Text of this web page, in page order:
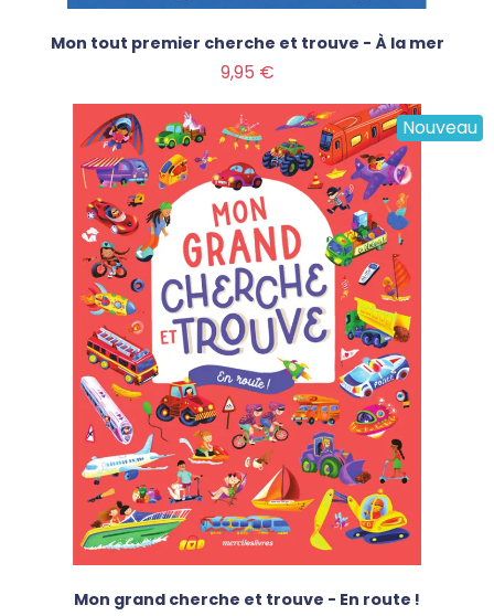
Mon tout premier cherche et trouve - À la mer
9,95 €
Nouveau
Mon grand cherche et trouve - En route !